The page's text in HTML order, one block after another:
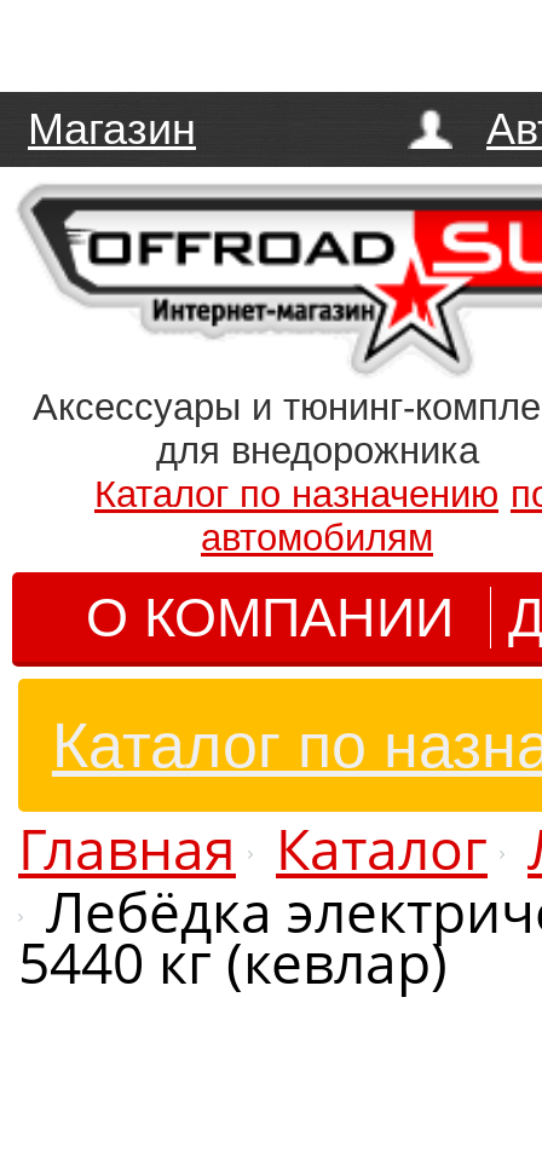
Магазин
Аксессуары и тюнинг-
для внедорожника
Каталог по назначению
автомобилям
О КОМПАНИИ
Каталог по
Главная Каталог
Лебёдка
5440 кг (кевлар)